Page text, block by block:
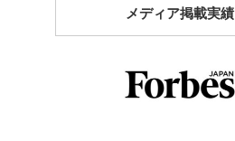
メディア掲載実績